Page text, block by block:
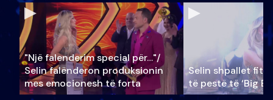
"Një falenderim special për…"/
Selin falënderon produksionin
mes emocionesh të forta
Selin shpallet
të pestë të ‘Big